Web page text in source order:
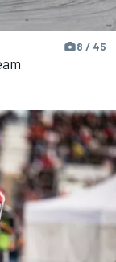
8 / 45